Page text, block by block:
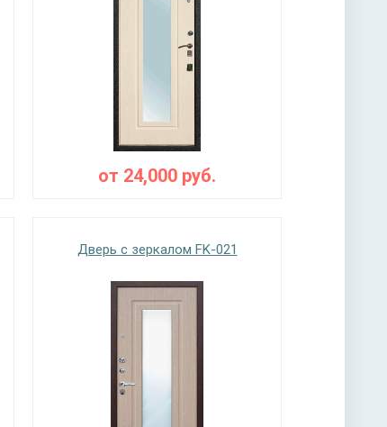
от 24,000 руб.
Дверь с зеркалом FK-021